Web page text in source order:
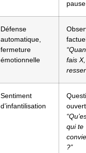
Défense
automatique,
fermeture
émotionnelle
fais
Sentiment
d’infantilisation
qui te
?”